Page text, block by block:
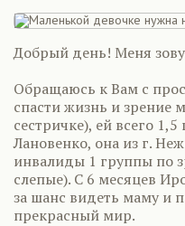
Добрый день! Меня
Обращаюсь к Вам с
спасти жизнь и зрение
сестричке), ей всего
Лановенко, она из г.
инвалиды 1 группы по
слепые). С 6 месяцев
за шанс видеть маму и
прекрасный мир.